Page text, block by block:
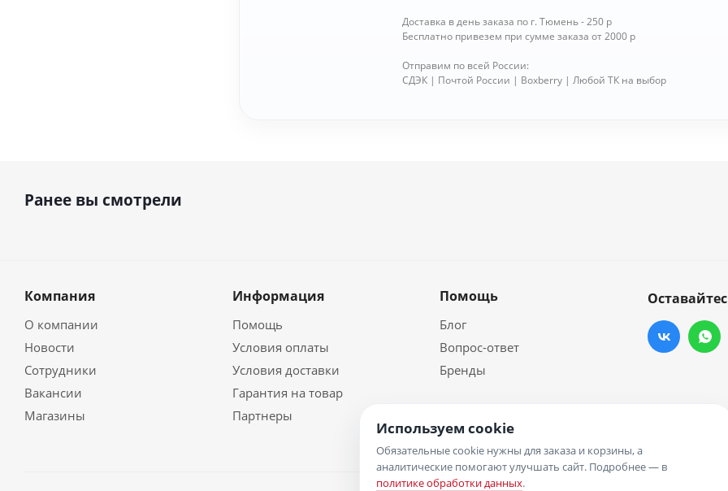
Доставка в день заказа по г. Тюмень - 250 р
Бесплатно привезем при сумме заказа от 2000 р
Отправим по всей России:
СДЭК | Почтой России | Boxberry | Любой ТК на выбор
Ранее вы смотрели
Компания
О компании
Новости
Сотрудники
Вакансии
Магазины
Информация
Помощь
Условия оплаты
Условия доставки
Гарантия на товар
Партнеры
Помощь
Блог
Вопрос-ответ
Бренды
Используем cookie
Обязательные cookie нужны для заказа и корзины, а
аналитические помогают улучшать сайт. Подробнее — в
политике обработки данных.